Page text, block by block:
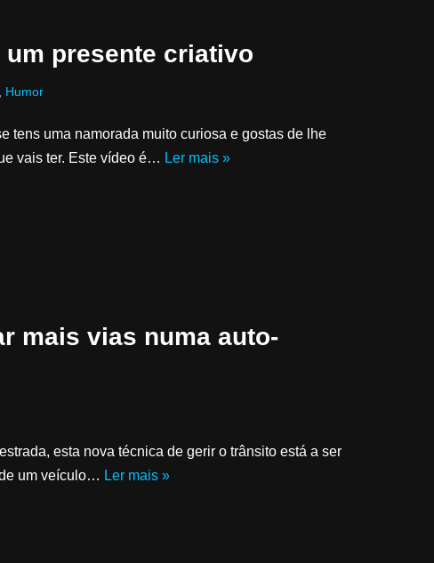
presente criativo
Humor
tens uma namorada muito curiosa e gostas de lhe
vais ter. Este vídeo é… Ler mais »
mais vias numa auto-
esta nova técnica de gerir o trânsito está a ser
um veículo… Ler mais »